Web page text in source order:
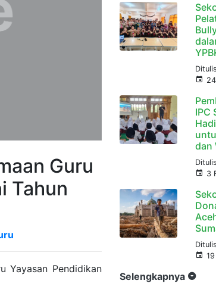
Guru
Tahun
Yayasan Pendidikan
IPC
dan
3
Selengkapnya